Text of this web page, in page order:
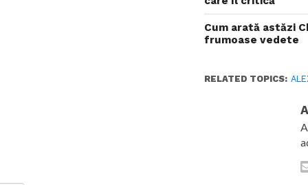
Cum arată astăzi
frumoase vedete
RELATED TOPICS: